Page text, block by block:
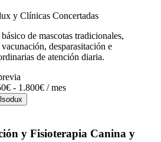
y Clínicas Concertadas
de mascotas tradicionales,
desparasitación e
de atención diaria.
- 1.800€ / mes
y Fisioterapia Canina y